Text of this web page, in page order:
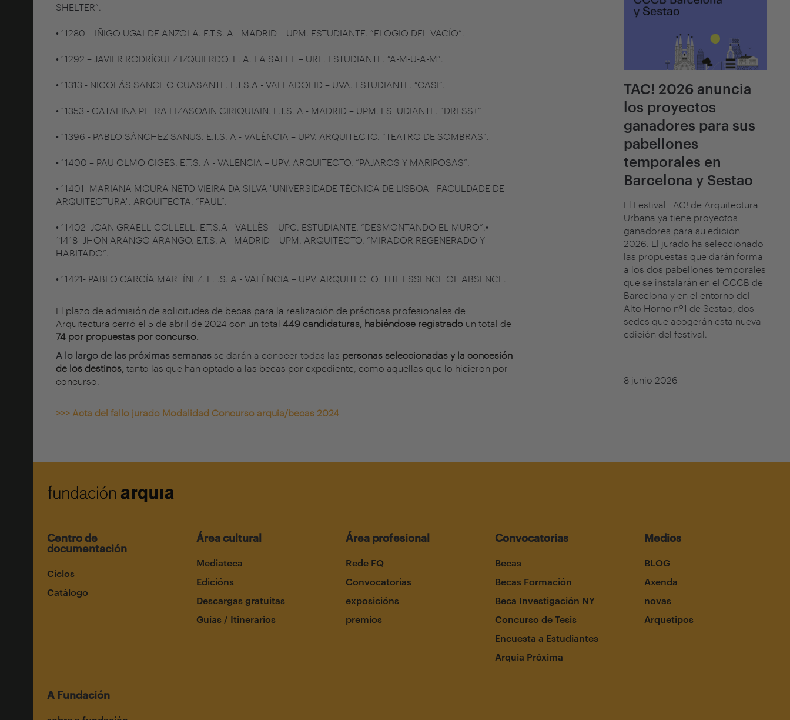
SHELTER”.
• 11280 – IÑIGO UGALDE ANZOLA. E.T.S. A - MADRID – UPM. ESTUDIANTE. “ELOGIO DEL VACÍO”.
• 11292 – JAVIER RODRÍGUEZ IZQUIERDO. E. A. LA SALLE – URL. ESTUDIANTE. “A-M-U-A-M”.
• 11313 - NICOLÁS SANCHO CUASANTE. E.T.S.A - VALLADOLID – UVA. ESTUDIANTE. “OASI”.
• 11353 - CATALINA PETRA LIZASOAIN CIRIQUIAIN. E.T.S. A - MADRID – UPM. ESTUDIANTE. “DRESS+”
• 11396 - PABLO SÁNCHEZ SANUS. E.T.S. A - VALÈNCIA – UPV. ARQUITECTO. “TEATRO DE SOMBRAS”.
• 11400 – PAU OLMO CIGES. E.T.S. A - VALÈNCIA – UPV. ARQUITECTO. “PÁJAROS Y MARIPOSAS”.
• 11401- MARIANA MOURA NETO VIEIRA DA SILVA "UNIVERSIDADE TÉCNICA DE LISBOA - FACULDADE DE
ARQUITECTURA". ARQUITECTA. “FAUL”.
• 11402 -JOAN GRAELL COLLELL. E.T.S.A - VALLÈS – UPC. ESTUDIANTE. “DESMONTANDO EL MURO”.•
11418- JHON ARANGO ARANGO. E.T.S. A - MADRID – UPM. ARQUITECTO. “MIRADOR REGENERADO Y
HABITADO”.
• 11421- PABLO GARCÍA MARTÍNEZ. E.T.S. A - VALÈNCIA – UPV. ARQUITECTO. THE ESSENCE OF ABSENCE.
El plazo de admisión de solicitudes de becas para la realización de prácticas profesionales de
Arquitectura cerró el 5 de abril de 2024 con un total 449 candidaturas, habiéndose registrado un total de
74 por propuestas por concurso.
A lo largo de las próximas semanas se darán a conocer todas las personas seleccionadas y la concesión
de los destinos, tanto las que han optado a las becas por expediente, como aquellas que lo hicieron por
concurso.
>>> Acta del fallo jurado Modalidad Concurso arquia/becas 2024
TAC! 2026 anuncia
los proyectos
ganadores para sus
pabellones
temporales en
Barcelona y Sestao
El Festival TAC! de Arquitectura
Urbana ya tiene proyectos
ganadores para su edición
2026. El jurado ha seleccionado
las propuestas que darán forma
a los dos pabellones temporales
que se instalarán en el CCCB de
Barcelona y en el entorno del
Alto Horno nº1 de Sestao, dos
sedes que acogerán esta nueva
edición del festival.
8 junio 2026
Centro de
documentación
Ciclos
Catálogo
Área cultural
Mediateca
Edicións
Descargas gratuitas
Guías / Itinerarios
Área profesional
Rede FQ
Convocatorias
exposicións
premios
Convocatorias
Becas
Becas Formación
Beca Investigación NY
Concurso de Tesis
Encuesta a Estudiantes
Arquia Próxima
Medios
BLOG
Axenda
novas
Arquetipos
A Fundación